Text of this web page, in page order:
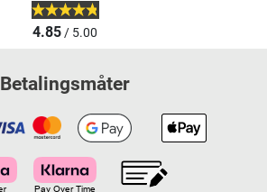
4.85/ 5.00
Betalingsmåter